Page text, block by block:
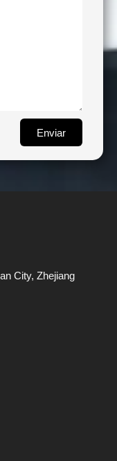
Enviar
City, Zhejiang